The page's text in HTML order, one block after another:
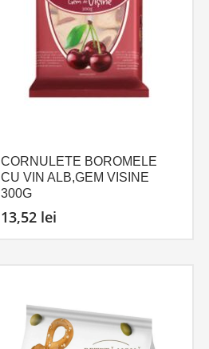
CORNULETE BOROMELE
CU VIN ALB,GEM VISINE
300G
13,52 lei